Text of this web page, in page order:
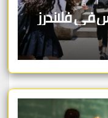
في فلاندرز